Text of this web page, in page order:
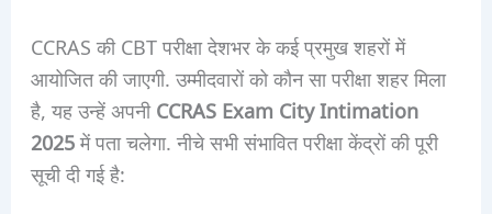
CCRAS की CBT परीक्षा देशभर के कई प्रमुख शहरों में
आयोजित की जाएगी. उम्मीदवारों को कौन सा परीक्षा शहर मिला
है, यह उन्हें अपनीCCRAS Exam City Intimation
2025में पता चलेगा. नीचे सभी संभावित परीक्षा केंद्रों की पूरी
सूची दी गई है: